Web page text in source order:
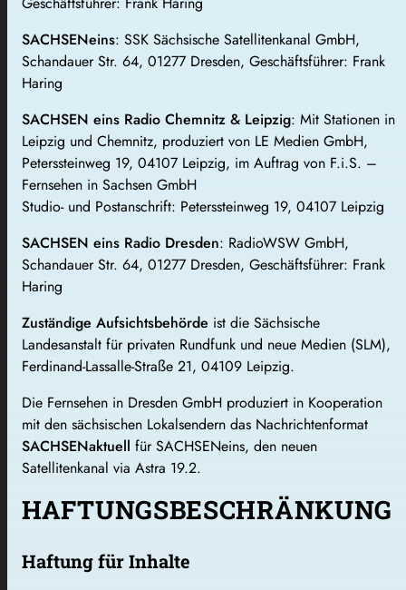
SACHSENeins: SSK Sächsische Satellitenkanal GmbH,
Schandauer Str. 64, 01277 Dresden, Geschäftsführer: Frank
Haring
SACHSEN eins Radio Chemnitz & Leipzig: Mit Stationen in
Leipzig und Chemnitz, produziert von LE Medien GmbH,
Peterssteinweg 19, 04107 Leipzig, im Auftrag von F.i.S. –
Fernsehen in Sachsen GmbH
Studio- und Postanschrift: Peterssteinweg 19, 04107 Leipzig
SACHSEN eins Radio Dresden: RadioWSW GmbH,
Schandauer Str. 64, 01277 Dresden, Geschäftsführer: Frank
Haring
Zuständige Aufsichtsbehörde ist die Sächsische
Landesanstalt für privaten Rundfunk und neue Medien (SLM),
Ferdinand-Lassalle-Straße 21, 04109 Leipzig.
Die Fernsehen in Dresden GmbH produziert in Kooperation
mit den sächsischen Lokalsendern das Nachrichtenformat
SACHSENaktuell für SACHSENeins, den neuen
Satellitenkanal via Astra 19.2.
HAFTUNGSBESCHRÄNKUNG
Haftung für Inhalte